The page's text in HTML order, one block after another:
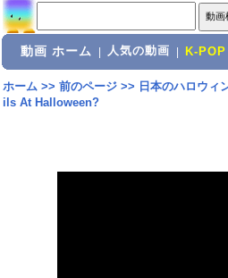
動画 ホーム 人気の動画 K-POP
ホーム>> 前のページ>> 日本のハロウィ
ils At Halloween?